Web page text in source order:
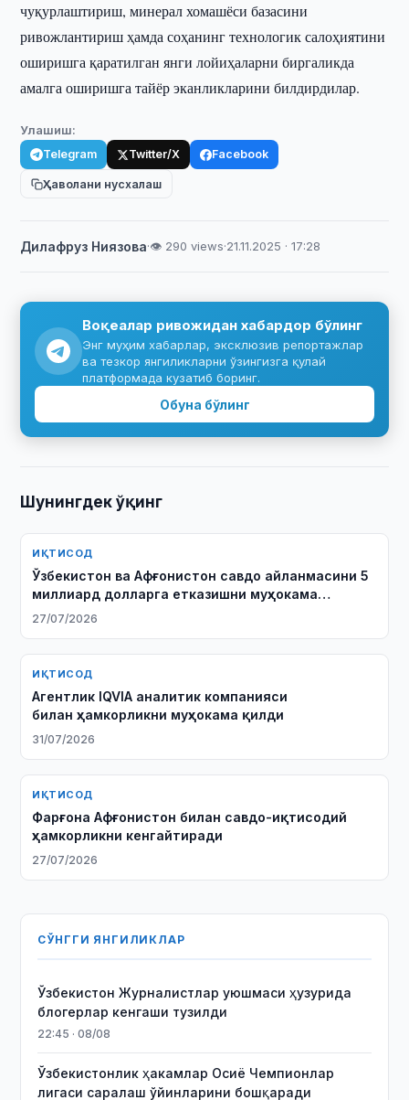
чуқурлаштириш, минерал хомашёси базасини
ривожлантириш ҳамда соҳанинг технологик салоҳиятини
оширишга қаратилган янги лойиҳаларни биргаликда
амалга оширишга тайёр эканликларини билдирдилар.
Улашиш:
Telegram Twitter/X Facebook
Ҳаволани нусхалаш
Дилафруз Ниязова·👁 290 views·21.11.2025 · 17:28
Воқеалар ривожидан хабардор бўлинг
Энг муҳим хабарлар, эксклюзив репортажлар
ва тезкор янгиликларни ўзингизга қулай
платформада кузатиб боринг.
Обуна бўлинг
Шунингдек ўқинг
ИҚТИСОД
Ўзбекистон ва Афғонистон савдо айланмасини 5
миллиард долларга етказишни муҳокама
қилишди
27/07/2026
ИҚТИСОД
Агентлик IQVIA аналитик компанияси
билан ҳамкорликни муҳокама қилди
31/07/2026
ИҚТИСОД
Фарғона Афғонистон билан савдо-иқтисодий
ҳамкорликни кенгайтиради
27/07/2026
СЎНГГИ ЯНГИЛИКЛАР
Ўзбекистон Журналистлар уюшмаси ҳузурида
блогерлар кенгаши тузилди
22:45 · 08/08
Ўзбекистонлик ҳакамлар Осиё Чемпионлар
лигаси саралаш ўйинларини бошқаради